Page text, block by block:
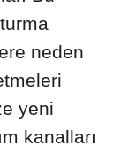
neden
yeni
kanalları